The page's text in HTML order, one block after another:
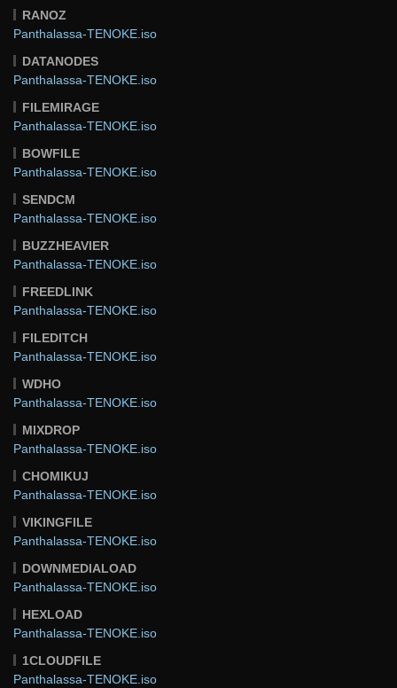
RANOZ
Panthalassa-TENOKE.iso
DATANODES
Panthalassa-TENOKE.iso
FILEMIRAGE
Panthalassa-TENOKE.iso
BOWFILE
Panthalassa-TENOKE.iso
SENDCM
Panthalassa-TENOKE.iso
BUZZHEAVIER
Panthalassa-TENOKE.iso
FREEDLINK
Panthalassa-TENOKE.iso
FILEDITCH
Panthalassa-TENOKE.iso
WDHO
Panthalassa-TENOKE.iso
MIXDROP
Panthalassa-TENOKE.iso
CHOMIKUJ
Panthalassa-TENOKE.iso
VIKINGFILE
Panthalassa-TENOKE.iso
DOWNMEDIALOAD
Panthalassa-TENOKE.iso
HEXLOAD
Panthalassa-TENOKE.iso
1CLOUDFILE
Panthalassa-TENOKE.iso